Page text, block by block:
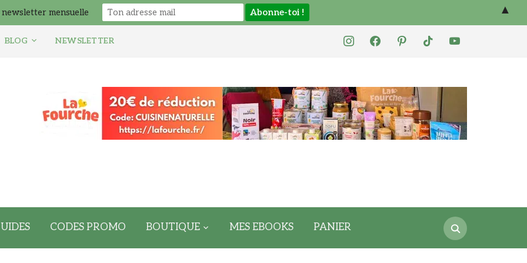
instagramfacebookpinteresttiktok youtube
BLOG NEWSLETTER
Search
for:
CODES PROMO BOUTIQUE MES EBOOKS PANIER
newsletter mensuelle ▲